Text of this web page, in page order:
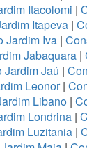
Itacolomi |
Itapeva|
Jardim Iva |
Jabaquara|
Jardim Jaú |
Leonor|
Libano |
Londrina |
Luzitania |